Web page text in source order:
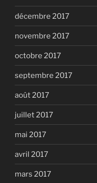
décembre 2017
novembre 2017
octobre 2017
septembre 2017
août 2017
juillet 2017
mai 2017
avril 2017
mars 2017